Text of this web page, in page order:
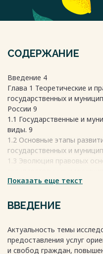
СОДЕРЖАНИЕ
Введение 4
Глава 1 Теоретические и
государственных и
России 9
1.1 Государственные и
виды. 9
1.2 Основные этапы
государственных и
1.3 Эволюция правовых
1.4 Новые концептуальные
современной России 28
1.5 Опыт зарубежных
его применения в
Глава 2 Особенности
Показать еще текст
ВВЕДЕНИЕ
Актуальность темы
предоставления услуг
и свобод граждан,